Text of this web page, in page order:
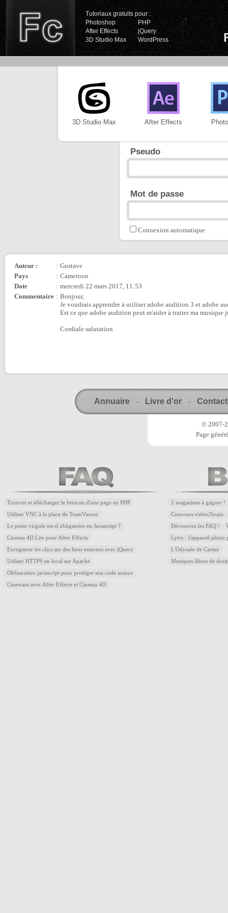
Tutoriaux gratuits pour :
Photoshop
PHP
After Effects
jQuery
3D Studio Max
WordPress
3D Studio Max After Effects
Pseudo
Mot de passe
Connexion automatique
Auteur : : Gustave
Pays
: Cameroon
Date
: mercredi 22 mars 2017, 11:53
Commentaire : Bonjour,
Je voudrais apprendre à utiliser adobe audition 3 et adobe
Est ce que adobe audition peut m'aider à traiter ma musique
Cordiale salutation
Annuaire - Livre d'or - Contact
© 2007-
Page
Trouver et télécharger le favicon d'une page en PHP
Utiliser VNC à la place de TeamViewer
Le point virgule est-il obligatoire en Javascript ?
Cinema 4D Lite pour After Effects
Enregistrer les clics sur des liens externes avec jQuery
Utiliser HTTPS en local sur Apache
Obfuscation javascript pour protéger son code source
Cineware avec After Effects et Cinema 4D
2 magazines à gagner !
Concours video2brain
Découvrez les FAQ !
Lytro : l'appareil photo
L'Odyssée de Cartier
Musiques libres de